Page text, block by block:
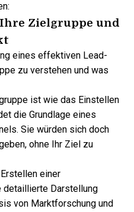
Zielgruppe und
eines effektiven Lead-
zu verstehen und was
ist wie das Einstellen
die Grundlage eines
Sie würden sich doch
ohne Ihr Ziel zu
einer
detaillierte Darstellung
von Marktforschung und